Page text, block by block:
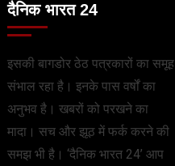
दैनिक भारत 24
इसकी बागडोर ठेठ पत्रकारों का समूह
संभाल रहा है। इनके पास वर्षों का
अनुभव है। खबरों को परखने का
मादा। सच और झूठ में फर्क करने की
समझ भी है। ‘दैनिक भारत 24’ आप